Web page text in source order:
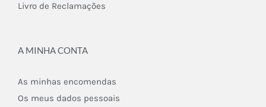
Livro de Reclamações
A MINHA CONTA
As minhas encomendas
Os meus dados pessoais